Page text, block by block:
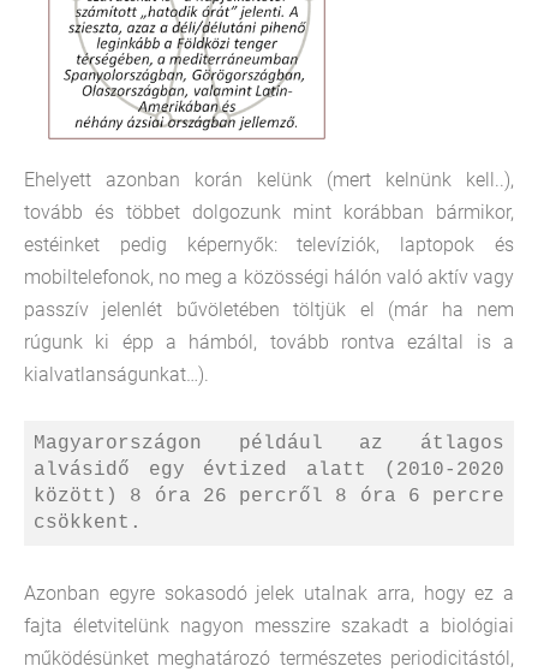
Ehelyett azonban korán kelünk (mert kelnünk kell..),
tovább és többet dolgozunk mint korábban bármikor,
estéinket pedig képernyők: televíziók, laptopok és
mobiltelefonok, no meg a közösségi hálón való aktív vagy
passzív jelenlét bűvöletében töltjük el (már ha nem
rúgunk ki épp a hámból, tovább rontva ezáltal is a
kialvatlanságunkat…).
Magyarországon például az átlagos
alvásidő egy évtized alatt (2010-2020
között) 8 óra 26 percről 8 óra 6 percre
csökkent.
Azonban egyre sokasodó jelek utalnak arra, hogy ez a
fajta életvitelünk nagyon messzire szakadt a biológiai
működésünket meghatározó természetes periodicitástól,